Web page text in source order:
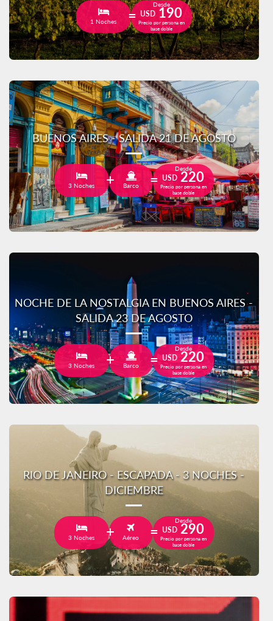
1 Noches
Desde
USD 190
Precio por persona en
base doble
BUENOS AIRES - SALIDA 21 DE AGOSTO
3 Noches Barco
Desde
USD 220
Precio por persona en
base doble
NOCHE DE LA NOSTALGIA EN BUENOS AIRES -
SALIDA 23 DE AGOSTO
3 Noches Barco
Desde
USD 220
Precio por persona en
base doble
RIO DE JANEIRO - ESCAPADA - 3 NOCHES -
DICIEMBRE
3 Noches Aéreo
Desde
USD 290
Precio por persona en
base doble